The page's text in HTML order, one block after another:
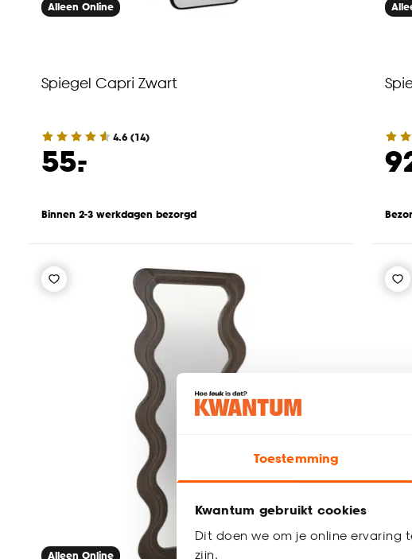
Toestemming
Kwantum gebruikt cookies
Dit doen we om je online ervaring
zijn.
Alleen Online
Spiegel Capri Zwart
4.6 (14)
55.
-
Binnen 2-3 werkdagen bezorgd
Alleen Online